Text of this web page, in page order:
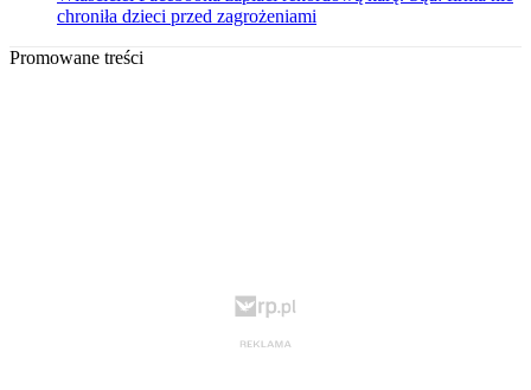
chroniła dzieci przed zagrożeniami
Promowane treści